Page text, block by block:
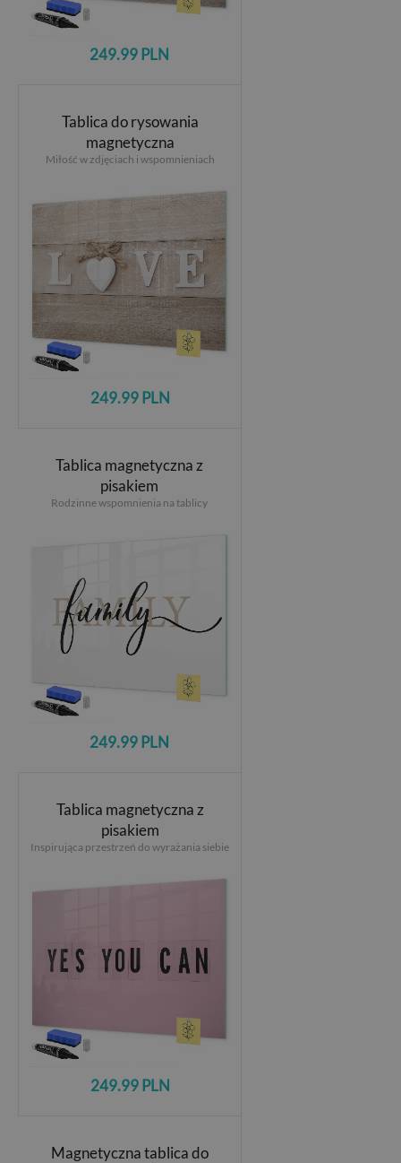
249.99 PLN
Tablica do rysowania
magnetyczna
Miłość w zdjęciach i wspomnieniach
249.99 PLN
Tablica magnetyczna z
pisakiem
Rodzinne wspomnienia na tablicy
249.99 PLN
Tablica magnetyczna z
pisakiem
Inspirująca przestrzeń do wyrażania siebie
249.99 PLN
Magnetyczna tablica do